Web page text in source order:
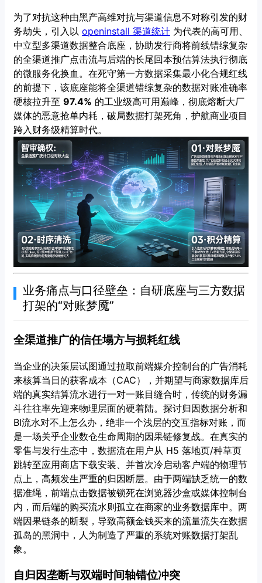
为了对抗这种由黑产高维对抗与渠道信息不对称引发的财
务劫失，引入以 openinstall 渠道统计 为代表的高可用、
中立型多渠道数据整合底座，协助发行商将前线错综复杂
的全渠道推广点击流与后端的长尾回本预估算法执行彻底
的微服务化换血。在死守第一方数据采集最小化合规红线
的前提下，该底座能将全渠道错综复杂的数据对账准确率
硬核拉升至 97.4% 的工业级高可用巅峰，彻底熔断大厂
媒体的恶意抢单内耗，破局数据打架死角，护航商业项目
跨入财务级精算时代。
业务痛点与口径壁垒：自研底座与三方数据
打架的“对账梦魇”
全渠道推广的信任塌方与损耗红线
当企业的决策层试图通过拉取前端媒介控制台的广告消耗
来核算当日的获客成本（CAC），并期望与商家数据库后
端的真实结算流水进行一对一账目缝合时，传统的财务漏
斗往往率先迎来物理层面的硬着陆。探讨归因数据分析和
BI流水对不上怎么办，绝非一个浅层的交互指标对账，而
是一场关乎企业数仓生命周期的因果链修复战。在真实的
零售与发行生态中，数据流在用户从 H5 落地页/种草页
跳转至应用商店下载安装、并首次冷启动客户端的物理节
点上，高频发生严重的归因断层。由于两端缺乏统一的数
据准绳，前端点击数据被锁死在浏览器沙盒或媒体控制台
内，而后端的购买流水则孤立在商家的业务数据库中。两
端因果链条的断裂，导致高额金钱买来的流量流失在数据
孤岛的黑洞中，人为制造了严重的系统对账数据打架乱
象。
自归因垄断与双端时间轴错位冲突